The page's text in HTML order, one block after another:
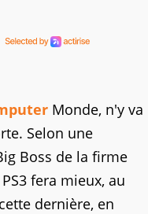
Monde, n'y va
Selon une
Boss de la firme
fera mieux, au
dernière, en